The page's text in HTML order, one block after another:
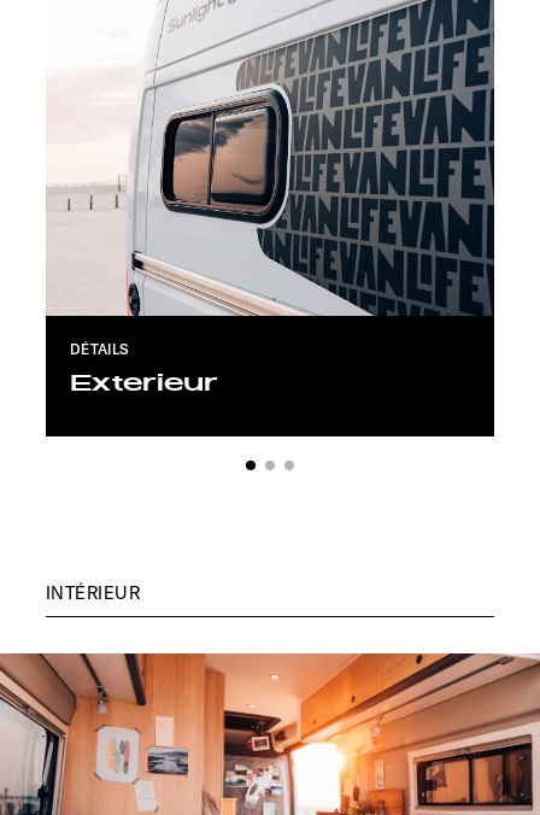
DÉTAILS
Exterieur
INTÉRIEUR